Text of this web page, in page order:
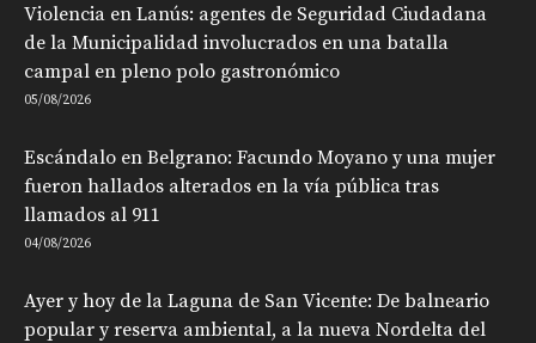
Violencia en Lanús: agentes de Seguridad Ciudadana
de la Municipalidad involucrados en una batalla
campal en pleno polo gastronómico
05/08/2026
Escándalo en Belgrano: Facundo Moyano y una mujer
fueron hallados alterados en la vía pública tras
llamados al 911
04/08/2026
Ayer y hoy de la Laguna de San Vicente: De balneario
popular y reserva ambiental, a la nueva Nordelta del